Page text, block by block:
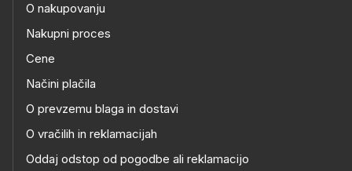
O nakupovanju
Nakupni proces
Cene
Načini plačila
O prevzemu blaga in dostavi
O vračilih in reklamacijah
Oddaj odstop od pogodbe ali reklamacijo